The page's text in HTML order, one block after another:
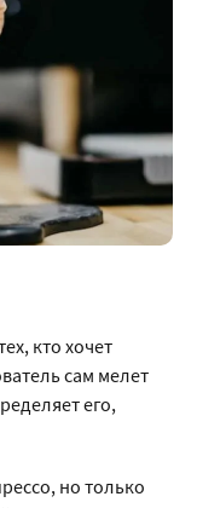
кто хочет
сам мелет
его,
но только